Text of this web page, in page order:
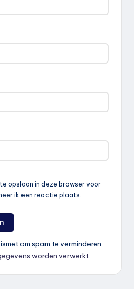
opslaan in deze browser voor
ik een reactie plaats.
om spam te verminderen.
worden verwerkt